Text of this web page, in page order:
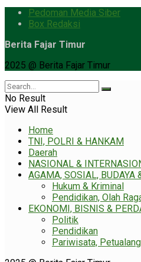
Pedoman Media Siber
Box Redaksi
Berita Fajar Timur
2025 @ Berita Fajar Timur
No Result
View All Result
Home
TNI, POLRI & HANKAM
Daerah
NASIONAL &
AGAMA, SOSIAL, BUDAYA
Hukum & Kriminal
Pendidikan, Olah
EKONOMI, BISNIS &
Politik
Pendidikan
Pariwisata,